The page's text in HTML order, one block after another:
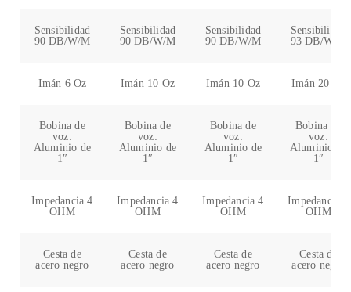
Sensibilidad
90 DB/W/M
Sensibilidad
90 DB/W/M
Sensibilidad
90 DB/W/M
Sensibilidad
93 DB/W/M
Imán 6 Oz Imán 10 Oz Imán 10 Oz Imán 20 Oz
Bobina de
voz:
Aluminio de
1″
Bobina de
voz:
Aluminio de
1″
Bobina de
voz:
Aluminio de
1″
Bobina de
voz:
Aluminio de
1″
Impedancia 4
OHM
Impedancia 4
OHM
Impedancia 4
OHM
Impedancia 4
OHM
Cesta de
acero negro
Cesta de
acero negro
Cesta de
acero negro
Cesta de
acero negro